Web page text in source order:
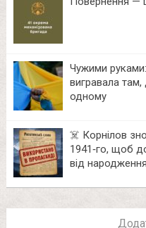
Чужими
вигравала там,
одному
☠️ Корнілов
1941‑го, щоб
від